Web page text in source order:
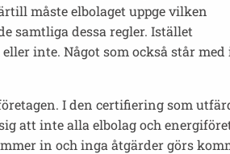
måste elbolaget uppge vilken
samtliga dessa regler. Istället
inte. Något som också står
I den certifiering som
att inte alla elbolag och
in och inga åtgärder görs